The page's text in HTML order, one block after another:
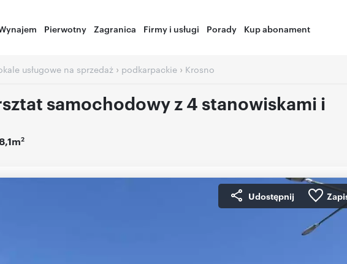
Pierwotny Zagranica Firmy i usługi Porady Kup abonament
usługowe na sprzedaż › podkarpackie › Krosno
samochodowy z 4 stanowiskami i
2
Udostępnij